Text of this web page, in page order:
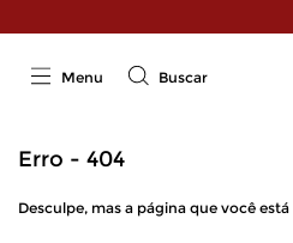
Menu Buscar
Erro - 404
Desculpe, mas a página que você